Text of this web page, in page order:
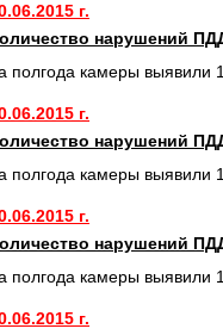
г.
нарушений
полгода камеры
г.
нарушений
полгода камеры
г.
нарушений
полгода камеры
г.